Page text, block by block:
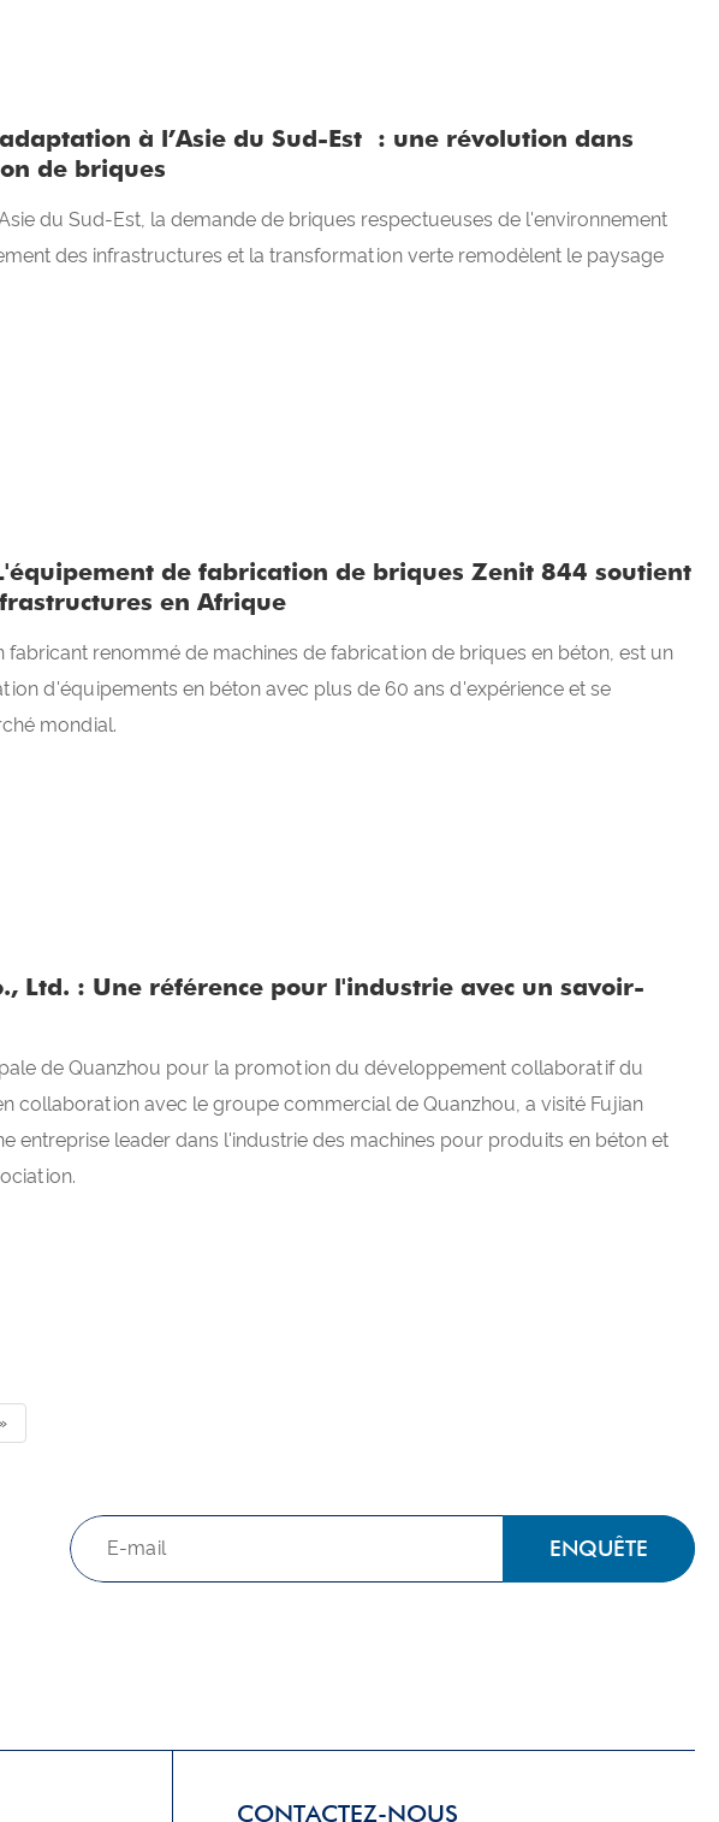
à l’Asie du Sud-Est : une révolution dans
de briques
du Sud-Est, la demande de briques respectueuses de l'environnement
des infrastructures et la transformation verte remodèlent le paysage
de fabrication de briques Zenit 844 soutient
en Afrique
fabricant renommé de machines de fabrication de briques en béton, est un
d'équipements en béton avec plus de 60 ans d'expérience et se
mondial.
Ltd. : Une référence pour l'industrie avec un savoir-
de Quanzhou pour la promotion du développement collaboratif du
collaboration avec le groupe commercial de Quanzhou, a visité Fujian
entreprise leader dans l'industrie des machines pour produits en béton et
»
ENQUÊTE
CONTACTEZ-NOUS